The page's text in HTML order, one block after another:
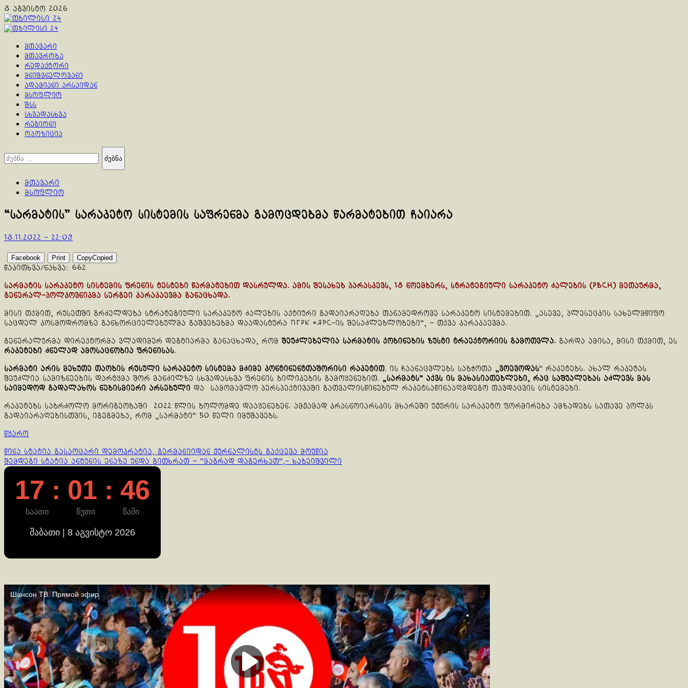
Skip
to
content
8 აგვისტო 2026
Primary
მთავარი
მთავრობა
რედაქტორი
მნიშვნელოვანი
ადამიანი არსაიდან
მსოფლიო
შსს
სხვადასხვა
რეგიონი
ოპოზიცია
ძებნა:
მთავარი
მსოფლიო
“სარმატის” სარაკეტო სისტემის საფრენმა გამოცდებმა წარმატებით ჩაიარა
18.11.2022 - 22:09
Facebook Print CopyCopied
წაკითხვა/ნახვა: 662
სარმატის სარაკეტო სისტემის ფრენის ტესტები წარმატებით დასრულდა. ამის შესახებ პარასკევს, 18 ნოემბერს, სტრატეგიული სარაკეტო ძალების (РВСН) მეთაურმა,
გენერალ-პოლკოვნიკმა სერგეი კარაკაევმა განაცხადა.
მისი თქმით, რუსეთში გრძელდება სტრატეგიული სარაკეტო ძალების აქტიური გადაიარაღება თანამედროვე სარაკეტო სისტემებით. „ასევე, პლესეცკის სახელმწიფო
საცდელ კოსმოდრომზე განხორციელებულმა გაშვებებმა დაადასტურა ПГРК «Ярс-ის შესაძლებლობები“, – თქვა კარაკაევმა.
გენერალურმა დირექტორმა ვლადიმერ დეგტიარმა განაცხადა, რომ შეუძლებელია სარმატის ქობინების ზუსტი ტრაექტორიის გამოთვლა. გარდა ამისა, მისი თქმით, ეს
რაკეტები ძნელად ამოსაცნობია ფრენისას.
სარმატი არის მეხუთე თაობის რუსული სარაკეტო სისტემა მძიმე კონტინენტთაშორისი რაკეტით. ის ჩაანაცვლებს საბჭოთა „ვოევოდას“ რაკეტებს. ახალ რაკეტას
შეუძლია სამიზნეების დარტყმა შორ მანძილზე სხვადასხვა ფრენის ბილიკების გამოყენებით. „სარმატს“ აქვს ის მახასიათებლები, რაც საშუალებას აძლევს მას
საიმედოდ გადალახოს ნებისმიერი არსებული და სამომავლო პერსპექტივაში გათვალისწინებულ რაკეტსაწინააღმდეგო თავდაცვის სისტემები.
რაკეტებს საბრძოლო მორიგეობაში 2022 წლის ბოლომდე დააყენებენ. ამჟამად კრასნოიარსკის მხარეში უჟურის სარაკეტო ფორმირება ამზადებს სათავე პოლკს
გადაიარაღებისთვის, იგეგმება, რომ „სარმატი“ 50 წელი იმუშავებს.
წყარო
Continue
Reading
წინა სტატია გასაოცარი დემოკრატია, გერმანიიდან ჟურნალისტს გაქცევა მოუწია
შემდეგი სტატია ანტუნის ენაზე უნდა გითხრათ – “მაგრად დაგერხათ“,- ხაბეიშვილი
17 : 01 : 46
საათი წუთი წამი
შაბათი | 8 აგვისტო 2026